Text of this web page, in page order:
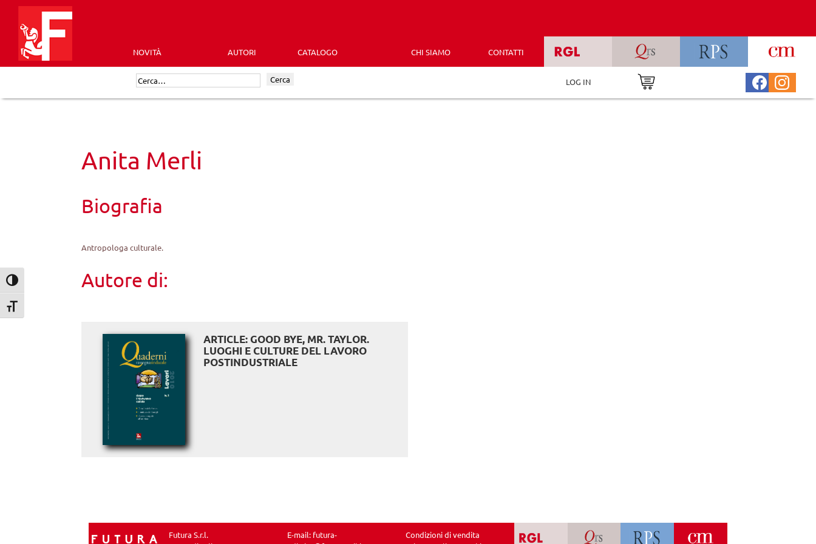
Attiva/disattiva alto contrasto
Attiva/disattiva dimensione testo
content
Futura
Editrice
NOVITÀ AUTORI CATALOGO CHI SIAMO CONTATTI
Cerca: Cerca LOG IN
Anita Merli
Biografia
Antropologa culturale.
Autore di:
ARTICLE: GOOD BYE, MR. TAYLOR.
LUOGHI E CULTURE DEL LAVORO
POSTINDUSTRIALE
Futura S.r.l.
E-mail: futura-
Condizioni di vendita